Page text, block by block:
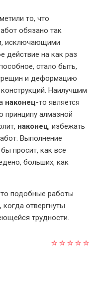
то, что
обязано так
исключающими
действие на как раз
стало быть,
и деформацию
Наилучшим
наконец-то является
принципу алмазной
наконец, избежать
Выполнение
просит, как все
больших, как
подобные работы
отвергнуты
трудности.